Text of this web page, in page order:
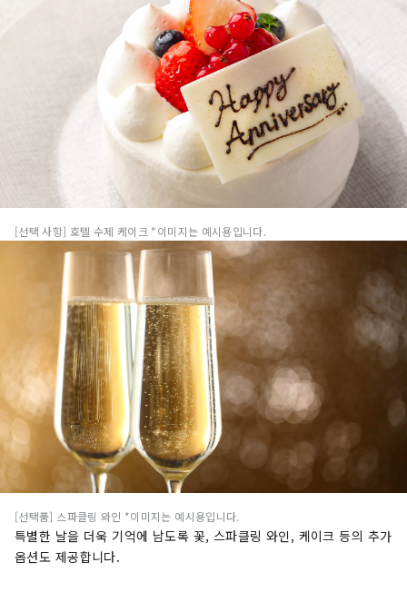
[선택 사항] 호텔 수제 케이크 *이미지는 예시용입니다.
[선택품] 스파클링 와인 *이미지는 예시용입니다.
특별한 날을 더욱 기억에 남도록 꽃, 스파클링 와인, 케이크 등의 추가
옵션도 제공합니다.